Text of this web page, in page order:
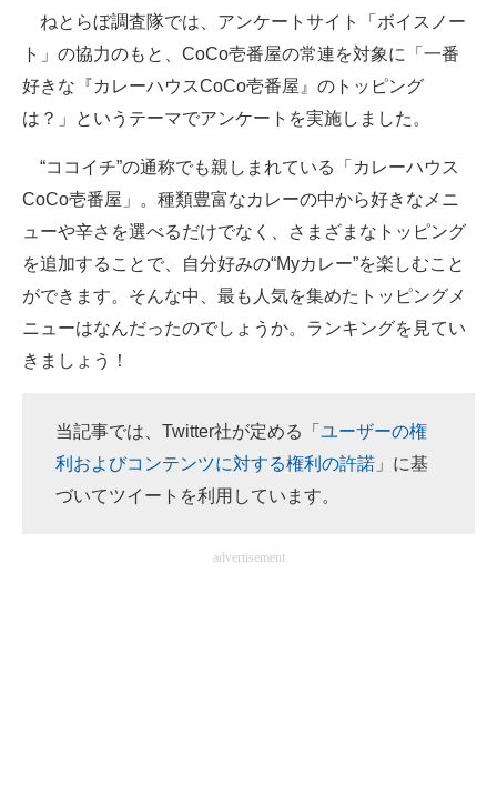
ITの今と未来を見通す
スマホと通信の最新トレンド
好きが集まる 比べて選べる
ビジネスと働き方のヒント
企業ITのトレンドを詳説
マーケ×ITの今がよく分かる
ITエンジニア向け専門サイト
ねとらぼ調査隊では、アンケートサイト「ボイスノー
ト」の協力のもと、CoCo壱番屋の常連を対象に「一番
好きな『カレーハウスCoCo壱番屋』のトッピング
は？」というテーマでアンケートを実施しました。
“ココイチ”の通称でも親しまれている「カレーハウス
CoCo壱番屋」。種類豊富なカレーの中から好きなメニ
ューや辛さを選べるだけでなく、さまざまなトッピング
を追加することで、自分好みの“Myカレー”を楽しむこと
ができます。そんな中、最も人気を集めたトッピングメ
ニューはなんだったのでしょうか。ランキングを見てい
きましょう！
当記事では、Twitter社が定める「 ユーザーの権
利およびコンテンツに対する権利の許諾 」に基
づいてツイートを利用しています。
advertisement